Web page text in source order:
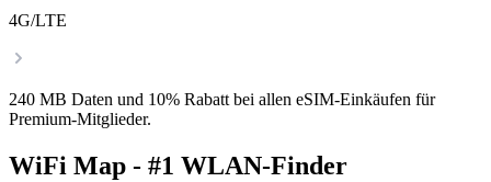
4G/LTE
240 MB Daten und 10% Rabatt bei allen eSIM-Einkäufen für
Premium-Mitglieder.
WiFi Map - #1 WLAN-Finder